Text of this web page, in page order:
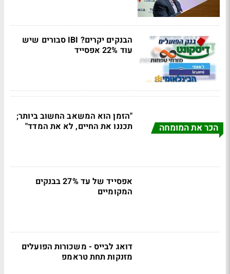
הבנקים יקרים? IBI סבורים שיש
עוד 22% אפסייד
הכר את המומחה
"הזמן הוא המשאב החשוב ביותר;
תכננו את החיים, לא את המדד"
אפסייד של עד 27% בבנקים
המקומיים
דואג לבייס - משכורות הפועלים
מזנקות תחת טראמפ